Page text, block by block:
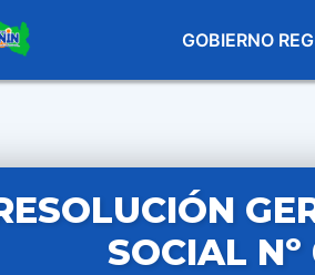
GOBIERNO
SOCIAL Nº